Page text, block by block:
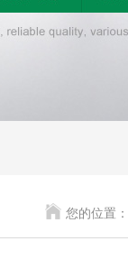
您的位置：